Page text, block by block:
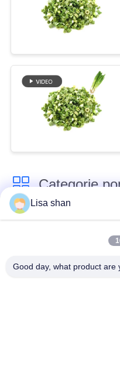
Categorie
Briciole di pane
Briciole di pane di
Lisa shan
Good day, what product are